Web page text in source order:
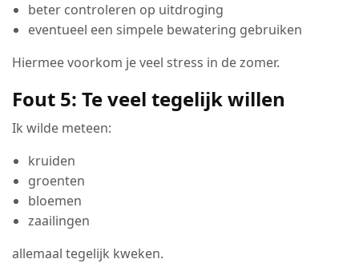
beter controleren op uitdroging
eventueel een simpele bewatering gebruiken
Hiermee voorkom je veel stress in de zomer.
Fout 5: Te veel tegelijk willen
Ik wilde meteen:
kruiden
groenten
bloemen
zaailingen
allemaal tegelijk kweken.